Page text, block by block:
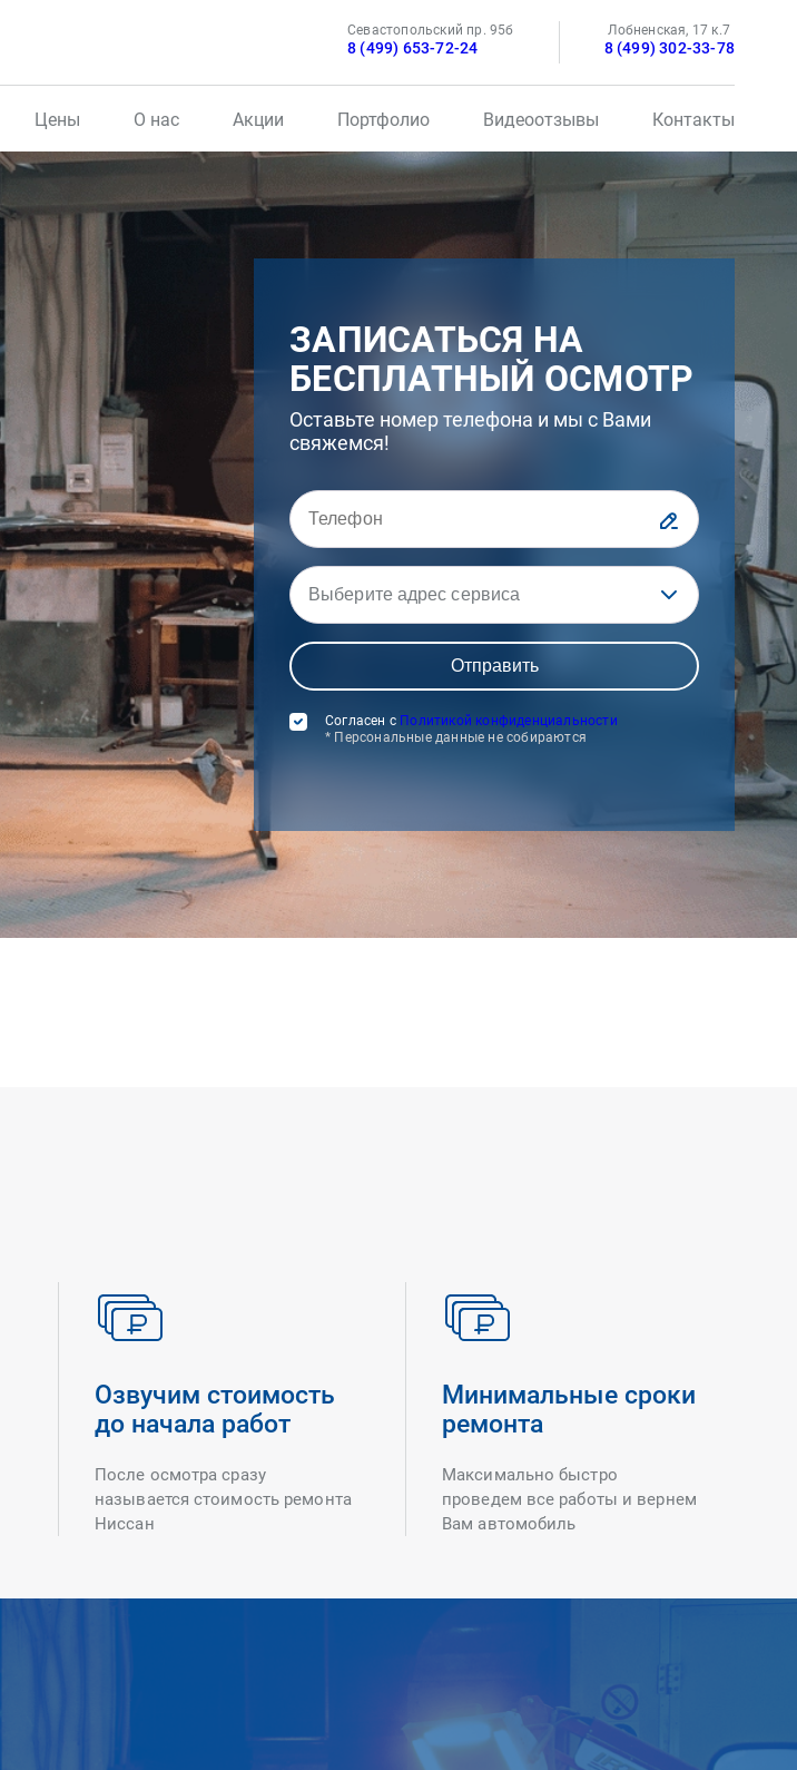
Севастопольский пр. 95б
8 (499) 653-72-24
Лобненская, 17 к.7
8 (499) 302-33-78
Цены О нас Акции Портфолио Видеоотзывы Контакты
ЗАПИСАТЬСЯ НА
БЕСПЛАТНЫЙ ОСМОТР
Оставьте номер телефона и мы с Вами
свяжемся!
Выберите адрес сервиса
Согласен с Политикой конфиденциальности
* Персональные данные не собираются
Озвучим стоимость
до начала работ
После осмотра сразу
называется стоимость ремонта
Ниссан
Минимальные сроки
ремонта
Максимально быстро
проведем все работы и вернем
Вам автомобиль